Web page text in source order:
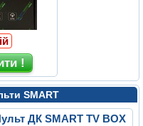
SMART
ДК SMART TV BOX